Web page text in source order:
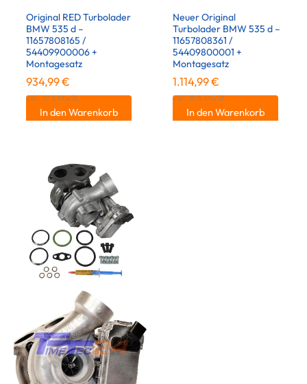
Original RED Turbolader
BMW 535 d –
11657808165 /
54409900006 +
Montagesatz
934,99€
inkl. 19 % MwSt.
In den Warenkorb
Neuer Original
Turbolader BMW 535 d –
11657808361 /
54409800001 +
Montagesatz
1.114,99€
inkl. 19 % MwSt.
In den Warenkorb